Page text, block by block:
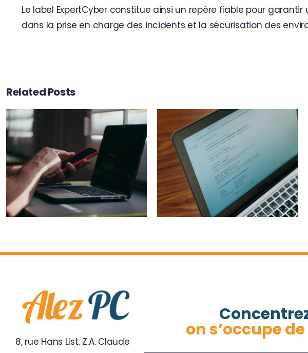
Le label ExpertCyber constitue ainsi un repère fiable pour garantir
dans la prise en charge des incidents et la sécurisation des
Related Posts
Usurpation de site
internet : que faire
pour protéger votre
entreprise ?
Les 5 piliers d’une
maintenance en
condition
opérationnelle
efficace
8, rue Hans List. Z.A. Claude
on s’occupe